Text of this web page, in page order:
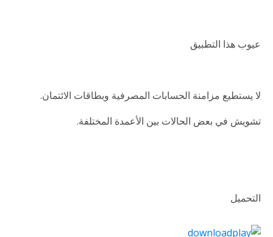
عيوب هذا التطبيق
لا يستطيع مزامنة الحسابات المصرفية وبطاقات الائتمان.
تشويش في بعض الحالات بين الأعمدة المختلفة.
التحميل